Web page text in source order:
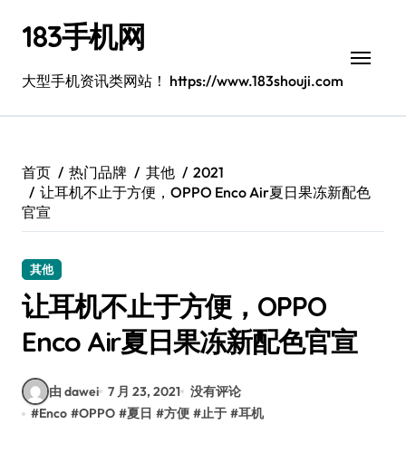
183手机网
大型手机资讯类网站！ https://www.183shouji.com
首页 热门品牌 其他
2021
让耳机不止于方便，OPPO Enco Air夏日果冻新配色
官宣
其他
让耳机不止于方便，OPPO
Enco Air夏日果冻新配色官宣
由 dawei 7 月 23, 2021 没有评论
#Enco #OPPO #夏日 #方便 #止于 #耳机